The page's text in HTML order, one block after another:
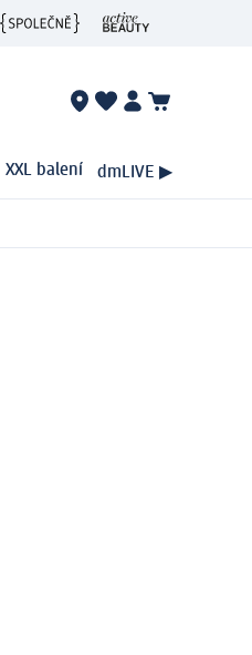
XXL balení dmLIVE ▶